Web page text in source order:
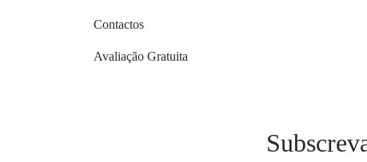
Contactos
Avaliação Gratuita